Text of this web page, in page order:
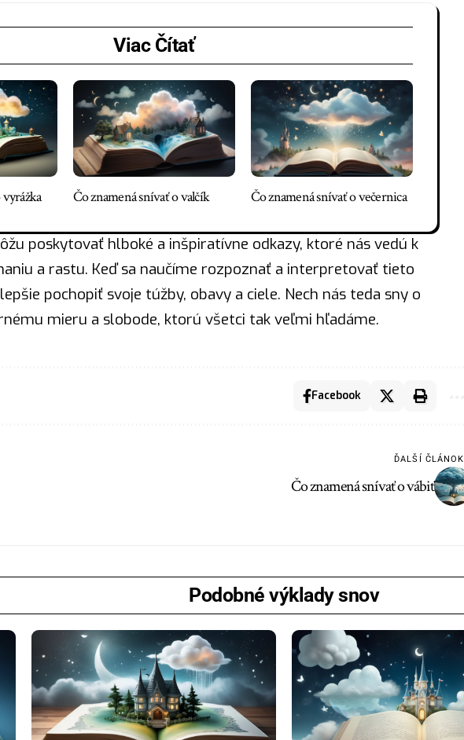
Viac Čítať
Čo znamená snívať o valčík Čo znamená snívať o večernica
poskytovať hlboké a inšpiratívne odkazy, ktoré nás vedú k
a rastu. Keď sa naučíme rozpoznať a interpretovať tieto
pochopiť svoje túžby, obavy a ciele. Nech nás teda sny o
mieru a slobode, ktorú všetci tak veľmi hľadáme.
Facebook
ĎALŠÍ ČLÁNOK
Čo znamená snívať o vábiť
Podobné výklady snov